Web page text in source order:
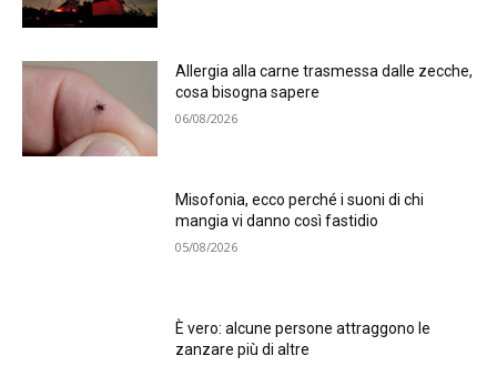
Allergia alla carne trasmessa dalle zecche,
cosa bisogna sapere
06/08/2026
Misofonia, ecco perché i suoni di chi
mangia vi danno così fastidio
05/08/2026
È vero: alcune persone attraggono le
zanzare più di altre